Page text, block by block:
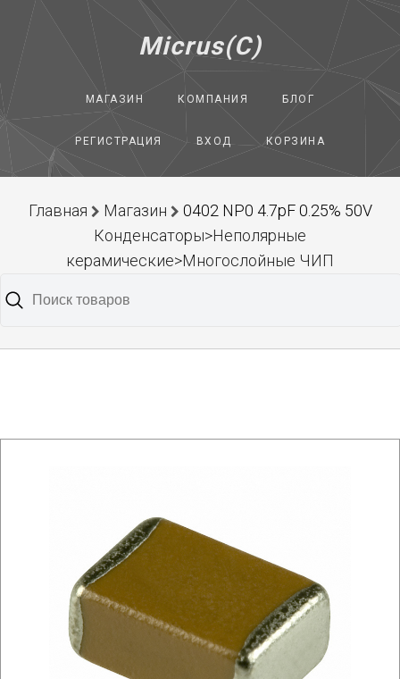
Micrus(C)
МАГАЗИН КОМПАНИЯ БЛОГ
РЕГИСТРАЦИЯ ВХОД КОРЗИНА
Главная Магазин
0402 NP0 4.7pF 0.25% 50V
Конденсаторы>Неполярные
керамические>Многослойные ЧИП